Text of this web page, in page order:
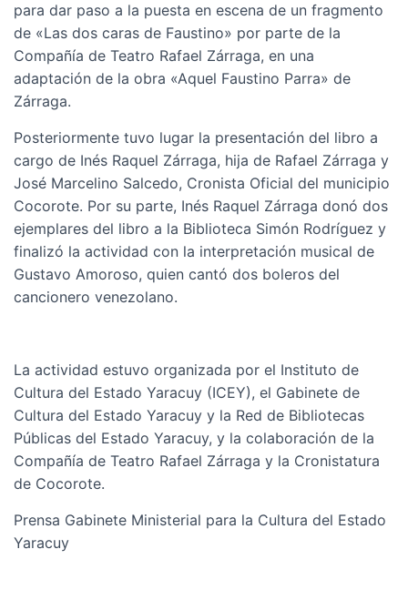
para dar paso a la puesta en escena de un fragmento
de «Las dos caras de Faustino» por parte de la
Compañía de Teatro Rafael Zárraga, en una
adaptación de la obra «Aquel Faustino Parra» de
Zárraga.
Posteriormente tuvo lugar la presentación del libro a
cargo de Inés Raquel Zárraga, hija de Rafael Zárraga y
José Marcelino Salcedo, Cronista Oficial del municipio
Cocorote. Por su parte, Inés Raquel Zárraga donó dos
ejemplares del libro a la Biblioteca Simón Rodríguez y
finalizó la actividad con la interpretación musical de
Gustavo Amoroso, quien cantó dos boleros del
cancionero venezolano.
La actividad estuvo organizada por el Instituto de
Cultura del Estado Yaracuy (ICEY), el Gabinete de
Cultura del Estado Yaracuy y la Red de Bibliotecas
Públicas del Estado Yaracuy, y la colaboración de la
Compañía de Teatro Rafael Zárraga y la Cronistatura
de Cocorote.
Prensa Gabinete Ministerial para la Cultura del Estado
Yaracuy